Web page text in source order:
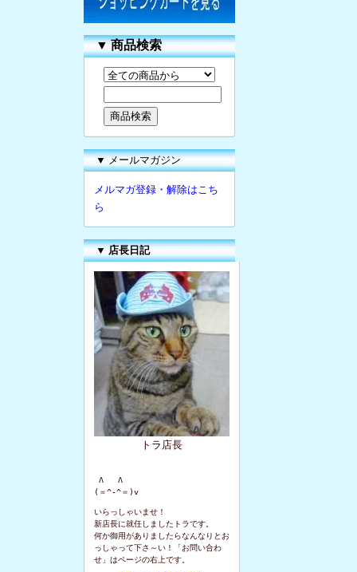
▼商品検索
▼ メールマガジン
メルマガ登録・解除はこち
ら
▼ 店長日記
トラ店長
Λ   Λ
(＝^-^＝)v
いらっしゃいませ！
新店長に就任しましたトラです。
何か御用がありましたらなんなりとお
っしゃって下さ～い！「お問い合わ
せ」はページの右上です。